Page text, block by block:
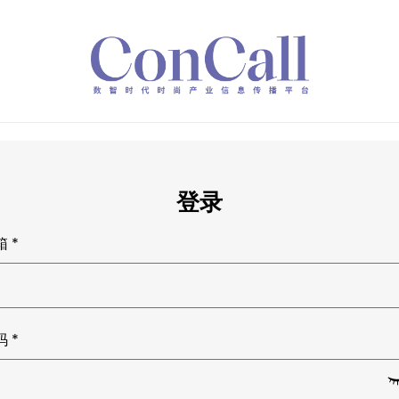
登录
*
*